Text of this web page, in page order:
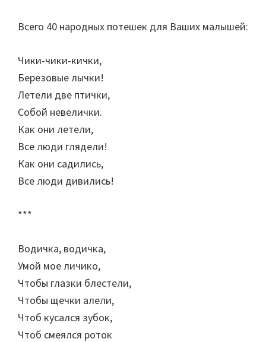
Всего 40 народных потешек для Ваших малышей:
Чики-чики-кички,
Березовые лычки!
Летели две птички,
Собой невелички.
Как они летели,
Все люди глядели!
Как они садились,
Все люди дивились!
***
Водичка, водичка,
Умой мое личико,
Чтобы глазки блестели,
Чтобы щечки алели,
Чтоб кусался зубок,
Чтоб смеялся роток